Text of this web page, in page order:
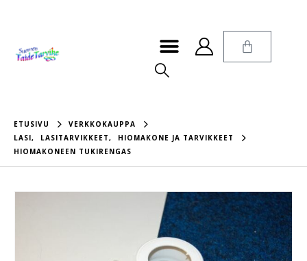
ETUSIVU
VERKKOKAUPPA
LASI, LASITARVIKKEET,
HIOMAKONE JA TARVIKKEET
HIOMAKONEEN TUKIRENGAS